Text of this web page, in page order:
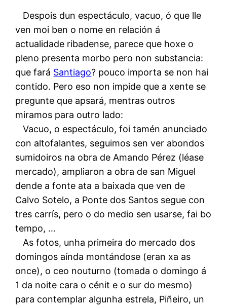
Despois dun espectáculo, vacuo, ó que lle
ven moi ben o nome en relación á
actualidade ribadense, parece que hoxe o
pleno presenta morbo pero non substancia:
que fará Santiago? pouco importa se non hai
contido. Pero eso non impide que a xente se
pregunte que apsará, mentras outros
miramos para outro lado:
Vacuo, o espectáculo, foi tamén anunciado
con altofalantes, seguimos sen ver abondos
sumidoiros na obra de Amando Pérez (léase
mercado), ampliaron a obra de san Miguel
dende a fonte ata a baixada que ven de
Calvo Sotelo, a Ponte dos Santos segue con
tres carrís, pero o do medio sen usarse, fai bo
tempo, …
As fotos, unha primeira do mercado dos
domingos aínda montándose (eran xa as
once), o ceo nouturno (tomada o domingo á
1 da noite cara o cénit e o sur do mesmo)
para contemplar algunha estrela, Piñeiro, un